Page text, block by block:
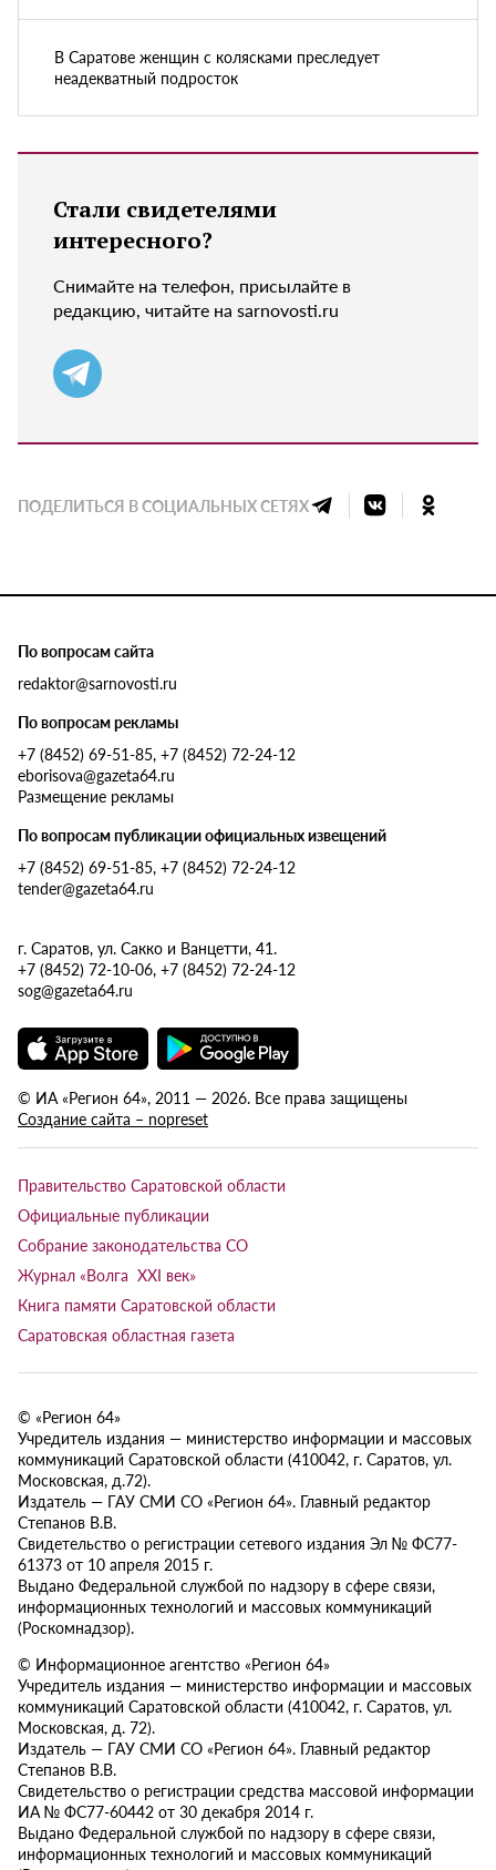
В Саратове женщин с колясками преследует
неадекватный подросток
Стали свидетелями
интересного?
Снимайте на телефон, присылайте в
редакцию, читайте на sarnovosti.ru
ПОДЕЛИТЬСЯ В СОЦИАЛЬНЫХ СЕТЯХ
По вопросам сайта
redaktor@sarnovosti.ru
По вопросам рекламы
+7 (8452) 69-51-85, +7 (8452) 72-24-12
eborisova@gazeta64.ru
Размещение рекламы
По вопросам публикации официальных извещений
+7 (8452) 69-51-85, +7 (8452) 72-24-12
tender@gazeta64.ru
г. Саратов, ул. Сакко и Ванцетти, 41.
+7 (8452) 72-10-06, +7 (8452) 72-24-12
sog@gazeta64.ru
© ИА «Регион 64», 2011 — 2026. Все права защищены
Создание сайта – nopreset
Правительство Саратовской области
Официальные публикации
Собрание законодательства СО
Журнал «Волга XXI век»
Книга памяти Саратовской области
Саратовская областная газета
© «Регион 64»
Учредитель издания — министерство информации и массовых
коммуникаций Саратовской области (410042, г. Саратов, ул.
Московская, д.72).
Издатель — ГАУ СМИ СО «Регион 64». Главный редактор
Степанов В.В.
Свидетельство о регистрации сетевого издания Эл № ФС77-
61373 от 10 апреля 2015 г.
Выдано Федеральной службой по надзору в сфере связи,
информационных технологий и массовых коммуникаций
(Роскомнадзор).
© Информационное агентство «Регион 64»
Учредитель издания — министерство информации и массовых
коммуникаций Саратовской области (410042, г. Саратов, ул.
Московская, д. 72).
Издатель — ГАУ СМИ СО «Регион 64». Главный редактор
Степанов В.В.
Свидетельство о регистрации средства массовой информации
ИА № ФС77-60442 от 30 декабря 2014 г.
Выдано Федеральной службой по надзору в сфере связи,
информационных технологий и массовых коммуникаций